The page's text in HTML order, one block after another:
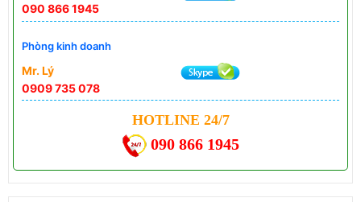
090 866 1945
Phòng kinh doanh
Mr. Lý
0909 735 078
HOTLINE 24/7
090 866 1945